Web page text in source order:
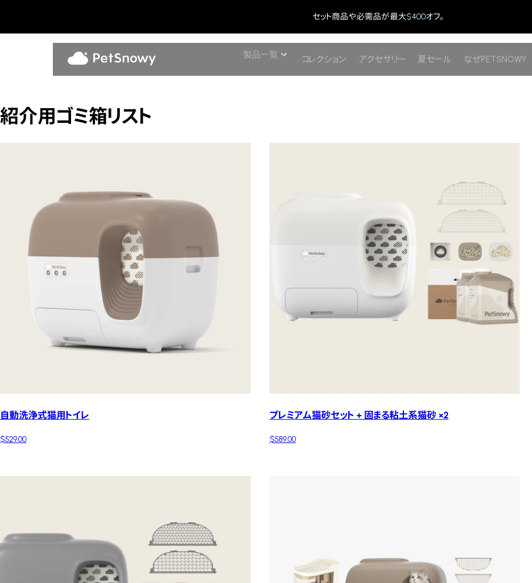
セット商品や必需品が最大$400オフ。
製品一覧 コレクション アクセサリー 夏セール なぜPETSNOWY
紹介用ゴミ箱リスト
自動洗浄式猫用トイレ
$529.00
プレミアム猫砂セット + 固まる粘土系猫砂 ×2
$589.00